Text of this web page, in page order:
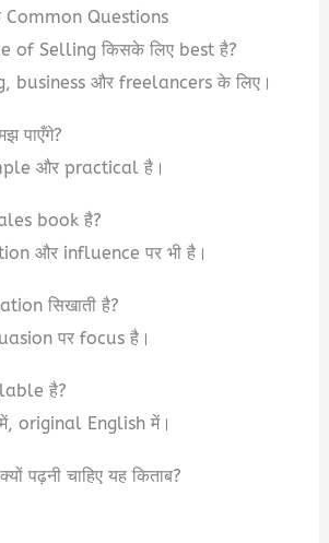
Common Questions
of Selling किसके लिए best है?
business और freelancers के लिए।
पाएँगे?
और practical है।
book है?
और influence पर भी है।
सिखाती है?
पर focus है।
है?
original English में।
पढ़नी चाहिए यह किताब?